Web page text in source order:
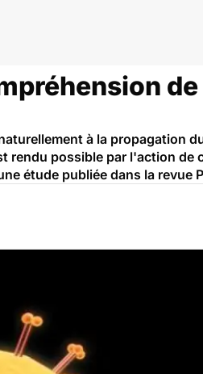
à la propagation
rendu possible par l'action
étude publiée dans la revue